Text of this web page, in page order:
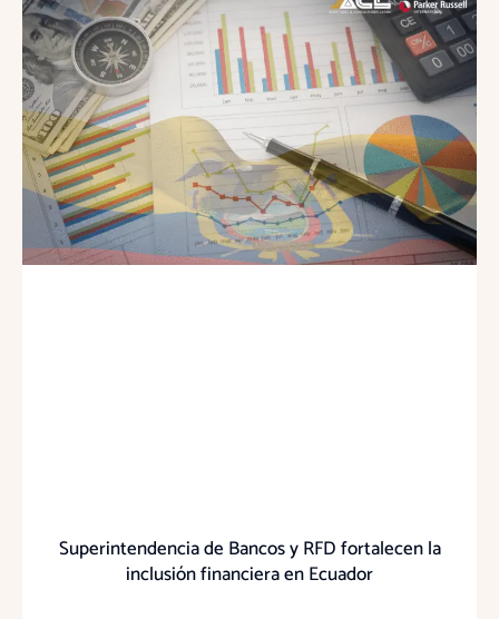
Superintendencia de Bancos y RFD fortalecen la
inclusión financiera en Ecuador